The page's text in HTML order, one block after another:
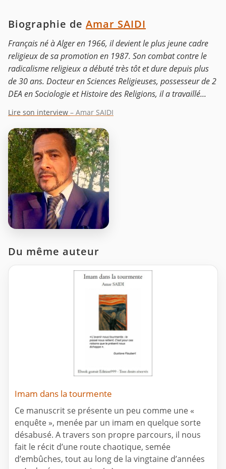
Biographie de Amar SAIDI
Français né à Alger en 1966, il devient le plus jeune cadre
religieux de sa promotion en 1987. Son combat contre le
radicalisme religieux a débuté très tôt et dure depuis plus
de 30 ans. Docteur en Sciences Religieuses, possesseur de 2
DEA en Sociologie et Histoire des Religions, il a travaillé...
Lire son interview – Amar SAIDI
Du même auteur
Imam dans la tourmente
Ce manuscrit se présente un peu comme une «
enquête », menée par un imam en quelque sorte
désabusé. A travers son propre parcours, il nous
fait le récit d’une route chaotique, semée
d’embûches, tout au long de la vingtaine d’années